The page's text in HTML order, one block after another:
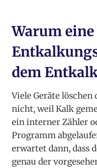
Warum eine
dem
Viele Geräte
nicht, weil Kalk
ein interner Zähler
Programm
erwartet dann, dass
genau der